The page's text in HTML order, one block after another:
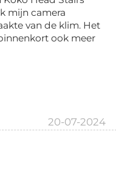
mijn camera
van de klim. Het
ook meer
20-07-2024